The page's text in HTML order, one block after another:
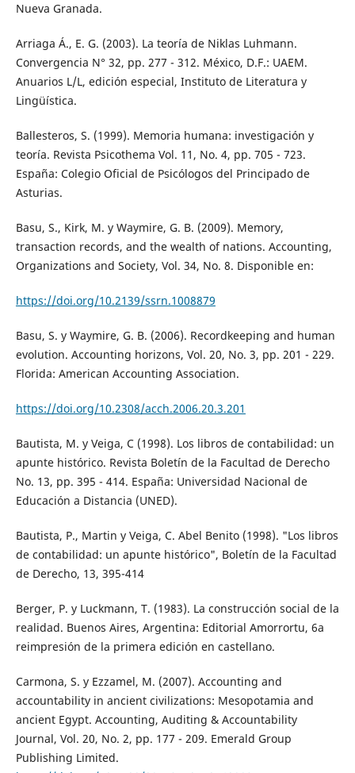
Nueva Granada.
Arriaga Á., E. G. (2003). La teoría de Niklas Luhmann.
Convergencia N° 32, pp. 277 - 312. México, D.F.: UAEM.
Anuarios L/L, edición especial, Instituto de Literatura y
Lingüística.
Ballesteros, S. (1999). Memoria humana: investigación y
teoría. Revista Psicothema Vol. 11, No. 4, pp. 705 - 723.
España: Colegio Oficial de Psicólogos del Principado de
Asturias.
Basu, S., Kirk, M. y Waymire, G. B. (2009). Memory,
transaction records, and the wealth of nations. Accounting,
Organizations and Society, Vol. 34, No. 8. Disponible en:
https://doi.org/10.2139/ssrn.1008879
Basu, S. y Waymire, G. B. (2006). Recordkeeping and human
evolution. Accounting horizons, Vol. 20, No. 3, pp. 201 - 229.
Florida: American Accounting Association.
https://doi.org/10.2308/acch.2006.20.3.201
Bautista, M. y Veiga, C (1998). Los libros de contabilidad: un
apunte histórico. Revista Boletín de la Facultad de Derecho
No. 13, pp. 395 - 414. España: Universidad Nacional de
Educación a Distancia (UNED).
Bautista, P., Martin y Veiga, C. Abel Benito (1998). "Los libros
de contabilidad: un apunte histórico", Boletín de la Facultad
de Derecho, 13, 395-414
Berger, P. y Luckmann, T. (1983). La construcción social de la
realidad. Buenos Aires, Argentina: Editorial Amorrortu, 6a
reimpresión de la primera edición en castellano.
Carmona, S. y Ezzamel, M. (2007). Accounting and
accountability in ancient civilizations: Mesopotamia and
ancient Egypt. Accounting, Auditing & Accountability
Journal, Vol. 20, No. 2, pp. 177 - 209. Emerald Group
Publishing Limited.